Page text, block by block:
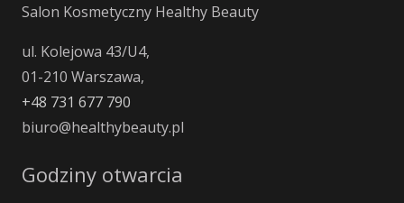
Salon Kosmetyczny Healthy Beauty
ul. Kolejowa 43/U4,
01-210 Warszawa,
+48 731 677 790
biuro@healthybeauty.pl
Godziny otwarcia